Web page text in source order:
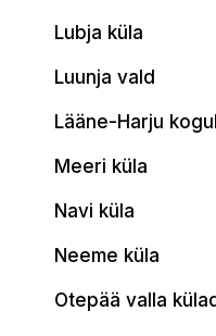
Lubja küla
Luunja vald
Lääne-Harju
Meeri küla
Navi küla
Neeme küla
Otepää valla külad